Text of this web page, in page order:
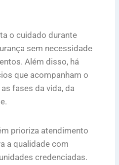
o cuidado durante
sem necessidade
Além disso, há
que acompanham o
fases da vida, da
prioriza atendimento
a qualidade com
credenciadas.